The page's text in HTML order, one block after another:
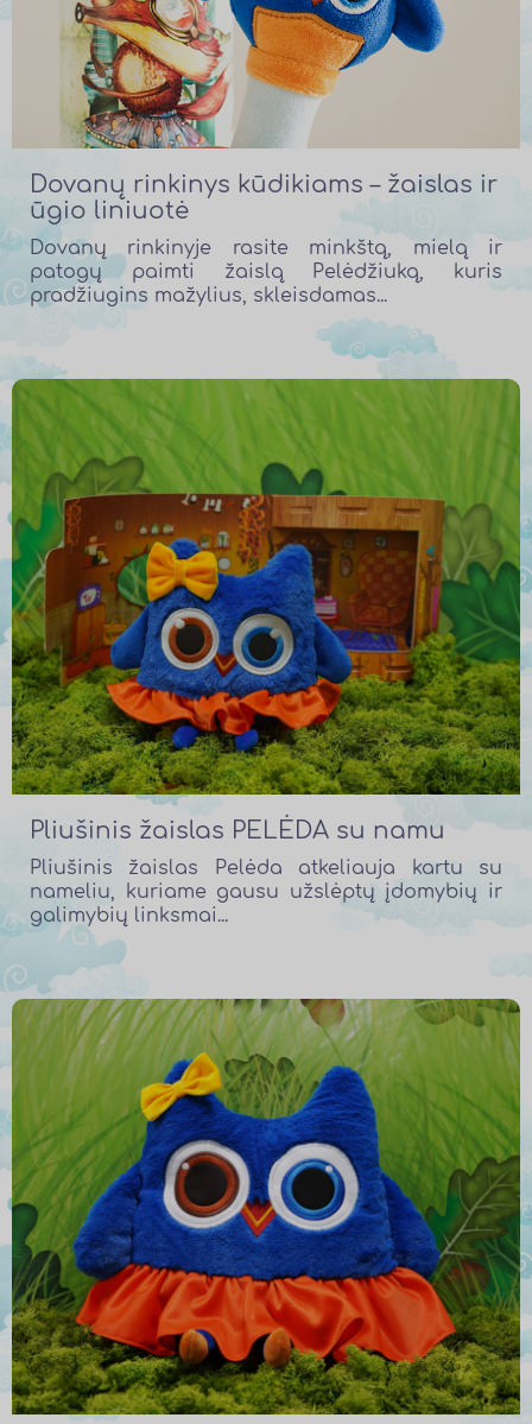
Dovanų rinkinys kūdikiams – žaislas ir
ūgio liniuotė
Dovanų rinkinyje rasite minkštą, mielą ir
patogų paimti žaislą Pelėdžiuką, kuris
pradžiugins mažylius, skleisdamas...
Pliušinis žaislas PELĖDA su namu
Pliušinis žaislas Pelėda atkeliauja kartu su
nameliu, kuriame gausu užslėptų įdomybių ir
galimybių linksmai...